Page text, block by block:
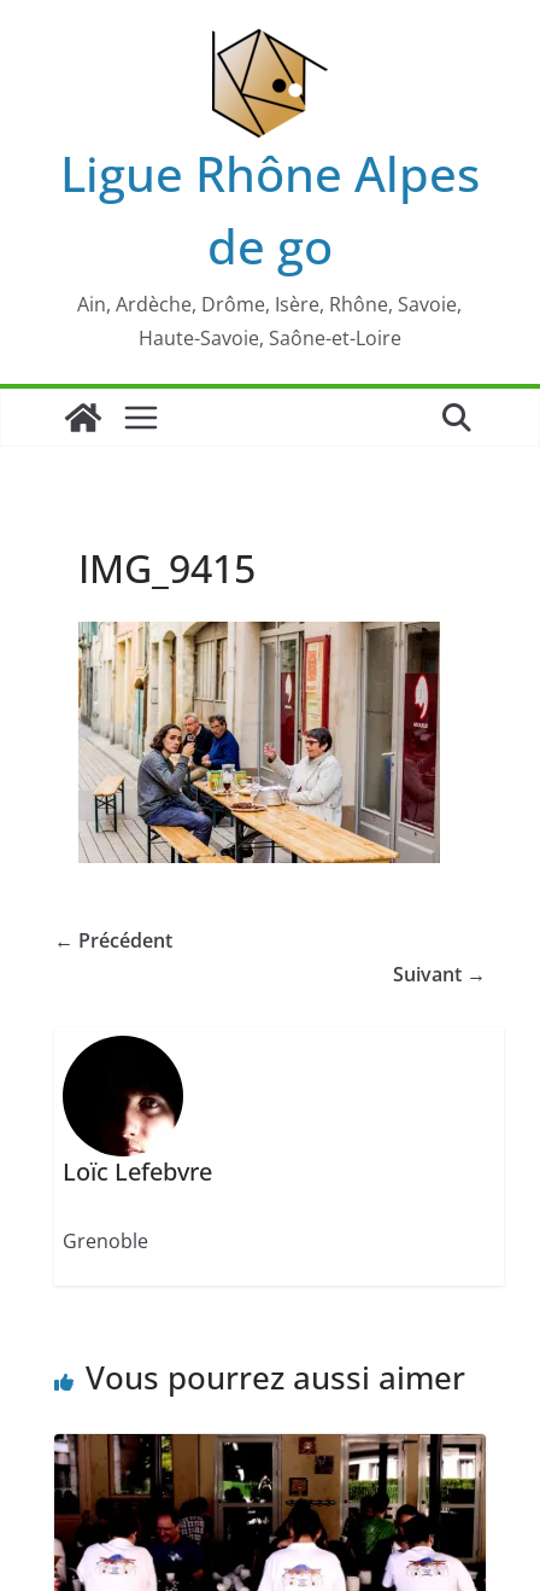
Ligue Rhône Alpes
de go
Ain, Ardèche, Drôme, Isère, Rhône, Savoie,
Haute-Savoie, Saône-et-Loire
IMG_9415
← Précédent
Suivant →
Loïc Lefebvre
Grenoble
Vous pourrez aussi aimer